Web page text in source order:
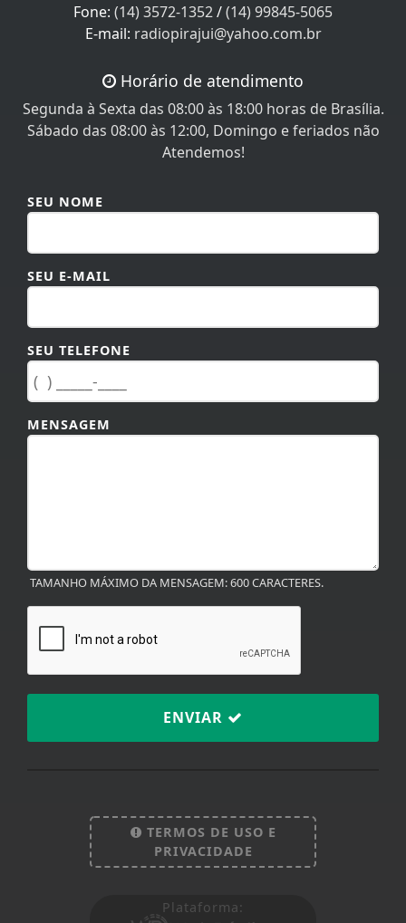
Fone: (14) 3572-1352/(14) 99845-5065
E-mail: radiopirajui@yahoo.com.br
Horário de atendimento
Segunda à Sexta das 08:00 às 18:00 horas de Brasília.
Sábado das 08:00 às 12:00, Domingo e feriados não
Atendemos!
SEU NOME
SEU E-MAIL
SEU TELEFONE
MENSAGEM
TAMANHO MÁXIMO DA MENSAGEM: 600 CARACTERES.
ENVIAR
TERMOS DE USO E
PRIVACIDADE
Plataforma:
Esse site utiliza cookies para melhorar sua
experiência de navegação. Ao continuar o acesso,
entendemos que você concorda com nossos Termos
PARA MAIS INFORMAÇÕES,ACESSE NOSSOS TERMOS